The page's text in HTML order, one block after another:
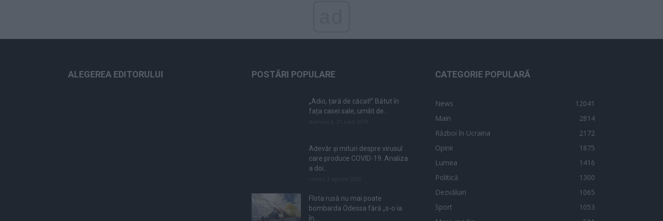
ALEGEREA EDITORULUI POSTĂRI POPULARE
„Adio, țară de căcat!” Bătut în
fața casei sale, umilit de...
Adevăr și mituri despre virusul
care produce COVID-19. Analiza
a doi...
Flota rusă nu mai poate
bombarda Odessa fără „s-o ia
în...
CATEGORIE POPULARĂ
News
12041
Main
2814
Război în Ucraina
2172
Opinii
1875
Lumea
1416
Politică
1300
Dezvăluiri
1065
Sport
1053